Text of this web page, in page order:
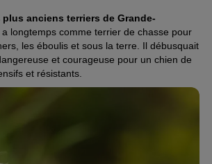
plus anciens terriers de Grande-
longtemps comme terrier de chasse pour
les éboulis et sous la terre. Il débusquait
et courageuse pour un chien de
et résistants.